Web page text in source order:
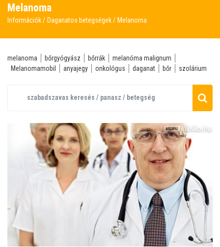
Melanoma
Információk Daganatos betegségek Melanoma
melanoma bőrgyógyász bőrrák
melanóma malignum
Melanomamobil
anyajegy onkológus daganat bőr szolárium